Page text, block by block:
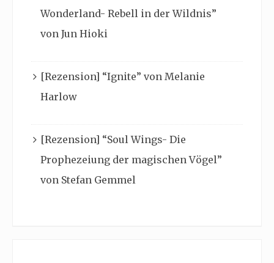
Wonderland- Rebell in der Wildnis”
von Jun Hioki
[Rezension] “Ignite” von Melanie
Harlow
[Rezension] “Soul Wings- Die
Prophezeiung der magischen Vögel”
von Stefan Gemmel